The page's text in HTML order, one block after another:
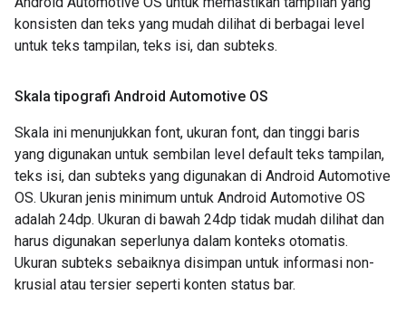
konsisten dan teks yang mudah dilihat di berbagai level
untuk teks tampilan, teks isi, dan subteks.
Skala tipografi Android Automotive OS
Skala ini menunjukkan font, ukuran font, dan tinggi baris
yang digunakan untuk sembilan level default teks tampilan,
teks isi, dan subteks yang digunakan di Android Automotive
OS. Ukuran jenis minimum untuk Android Automotive OS
adalah 24dp. Ukuran di bawah 24dp tidak mudah dilihat dan
harus digunakan seperlunya dalam konteks otomatis.
Ukuran subteks sebaiknya disimpan untuk informasi non-
krusial atau tersier seperti konten status bar.